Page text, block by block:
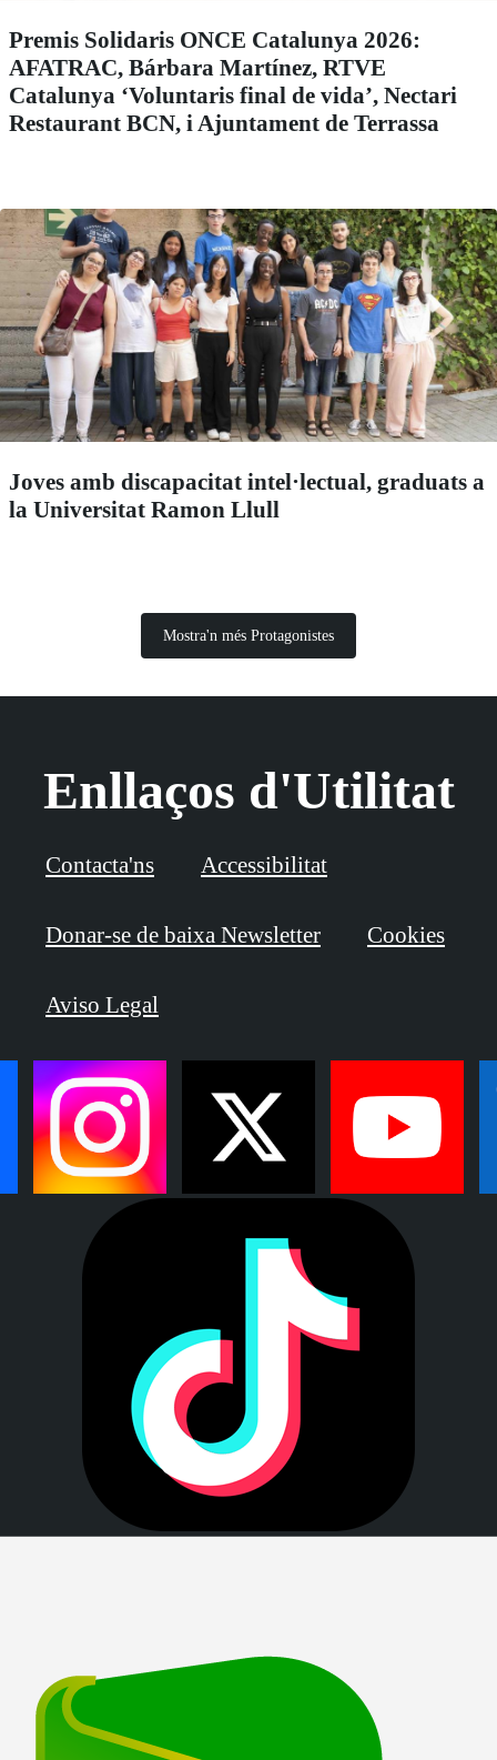
Premis Solidaris ONCE Catalunya 2026:
AFATRAC, Bárbara Martínez, RTVE
Catalunya ‘Voluntaris final de vida’, Nectari
Restaurant BCN, i Ajuntament de Terrassa
Joves amb discapacitat intel·lectual, graduats a
la Universitat Ramon Llull
Mostra'n més Protagonistes
Enllaços d'Utilitat
Contacta'ns Accessibilitat
Donar-se de baixa Newsletter Cookies
Aviso Legal